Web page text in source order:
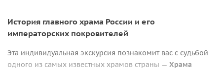
История главного храма России и его
императорских покровителей
Эта индивидуальная экскурсия познакомит вас с судьбой
одного из самых известных храмов страны — Храма